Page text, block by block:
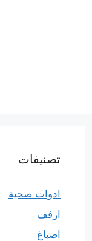
تصنيفات
ادوات صحية
ارفف
اصباغ